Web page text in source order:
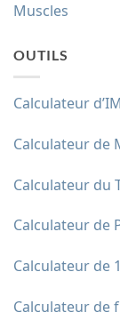
Muscles
OUTILS
Calculateur
Calculateur de
Calculateur du
Calculateur de
Calculateur de
Calculateur de